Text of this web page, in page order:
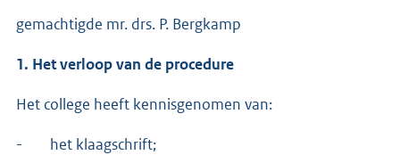
gemachtigde mr. drs. P. Bergkamp
1. Het verloop van de procedure
Het college heeft kennisgenomen van:
- het klaagschrift;